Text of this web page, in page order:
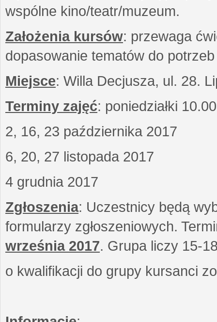
wspólne kino/teatr/muzeum.
Założenia kursów: przewaga
dopasowanie tematów do
Miejsce: Willa Decjusza, ul. 28.
Terminy zajęć: poniedziałki
2, 16, 23 października 2017
6, 20, 27 listopada 2017
4 grudnia 2017
Zgłoszenia: Uczestnicy będą
formularzy zgłoszeniowych.
września 2017. Grupa liczy 15-
o kwalifikacji do grupy kursanci